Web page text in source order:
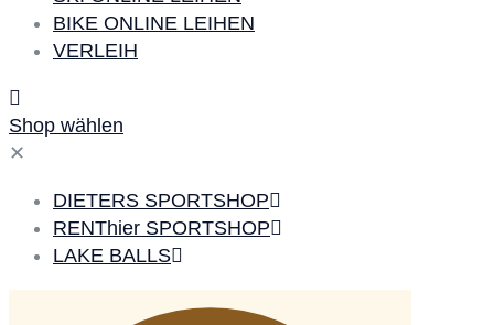
BIKE ONLINE LEIHEN
VERLEIH
Shop wählen
✕
DIETERS SPORTSHOP
RENThier SPORTSHOP
LAKE BALLS